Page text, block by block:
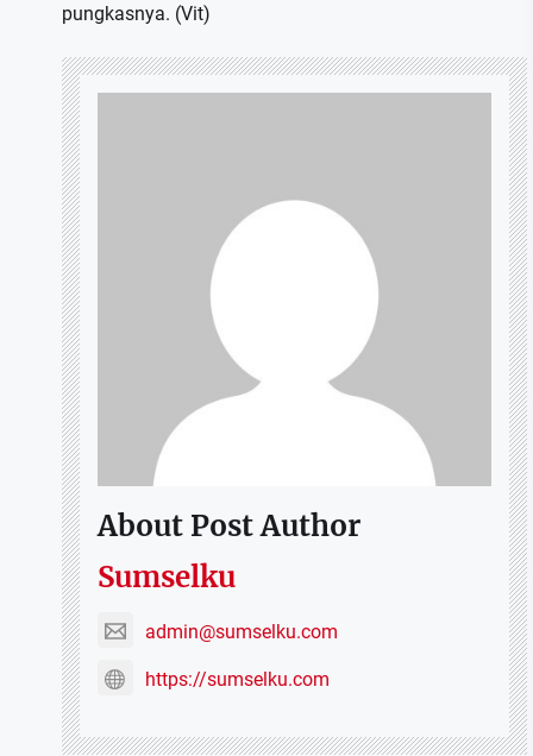
pungkasnya. (Vit)
About Post Author
Sumselku
admin@sumselku.com
https://sumselku.com